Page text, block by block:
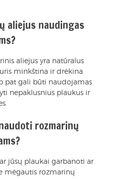
aliejus naudingas
aliejus yra natūralus
minkština ir drėkina
pat gali būti naudojamas
nepaklusnius plaukus ir
rozmarinų
jūsų plaukai garbanoti ar
mėgautis rozmarinų